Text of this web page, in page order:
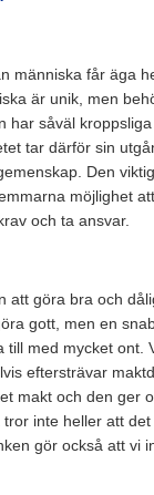
människa får äga
är unik, men
har såväl
tar därför sin
Den
möjlighet
och ta ansvar.
att göra bra och
gott, men en
med mycket ont.
eftersträvar
makt och den ger
inte heller att
gör också att vi